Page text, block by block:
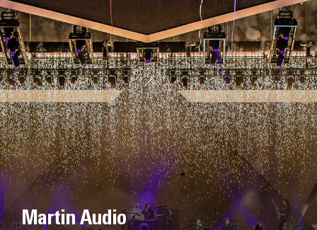
Martin Audio